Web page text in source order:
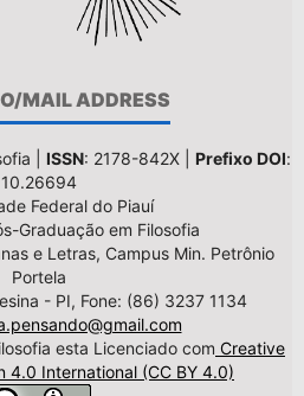
MAIL ADDRESS
| ISSN: 2178-842X | Prefixo DOI:
10.26694
Federal do Piauí
Graduação em Filosofia
e Letras, Campus Min. Petrônio
Portela
- PI, Fone: (86) 3237 1134
esta Licenciado com Creative
4.0 International (CC BY 4.0)